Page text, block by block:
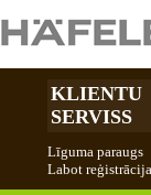
KLIENTU
SERVISS
Līguma paraugs
Labot